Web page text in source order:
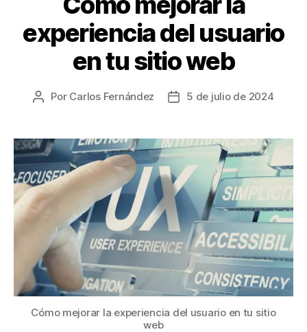
experiencia del usuario
en tu sitio web
Por Carlos Fernández 5 de julio de 2024
Cómo mejorar la experiencia del usuario en tu sitio
web